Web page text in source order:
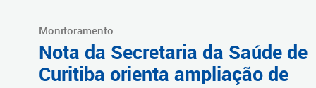
Monitoramento
Nota da Secretaria da Saúde de
Curitiba orienta ampliação de